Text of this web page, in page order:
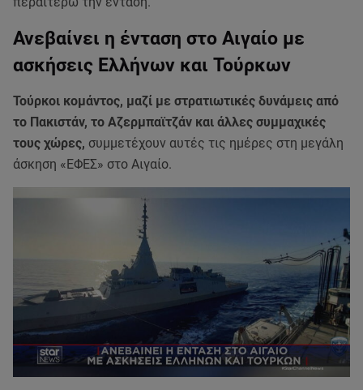
Ανεβαίνει η ένταση στο Αιγαίο με
ασκήσεις Ελλήνων και Τούρκων
Τούρκοι κομάντος, μαζί με στρατιωτικές δυνάμεις από
το Πακιστάν, το Αζερμπαϊτζάν και άλλες συμμαχικές
τους χώρες, συμμετέχουν αυτές τις ημέρες στη μεγάλη
άσκηση «ΕΦΕΣ» στο Αιγαίο.